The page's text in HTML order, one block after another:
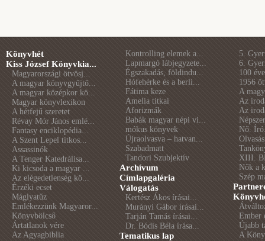
Könyvhét
Kiss József Könyvkia...
Magyarországi ötvösj...
A magyar könyvgyűjtő...
A magyar középkor kö...
Magyar könyvlexikon
A hétfejű szeretet
Révay Mór János emlé...
Fantasy enciklopédia...
A Szent Lepel titkos...
Assassinók
A Tenger Katedrálisa...
Ki kicsoda a magyar ...
Az elégedetlenség kö...
Érzéki ecset
Máglyatűz
Emlékezzünk Magyaror...
Könyvbölcső
Ártatlanok vére
Az Agyagbiblia
Kontrolling elemek a...
Lapmargó lábjegyzete...
Égszakadás, földindu...
Hófehérke és a berli...
Fátima keze
Amelia titkai
Aforizmák
Babák magyar népi vi...
mókus könyvek
Újraolvasva – hatvan...
Szabadmatt
Tandori Szubjektív
Archívum
Címlapgaléria
Válogatás
Kertész Ákos írásai...
Murányi Gábor írásai...
Tarján Tamás írásai...
Dr. Bódis Béla írása...
Tematikus lap
5.
6.
100
1956
A
Az
Az
Nő.
XIII.
Nők a
Szép
Ember
Újabb
A